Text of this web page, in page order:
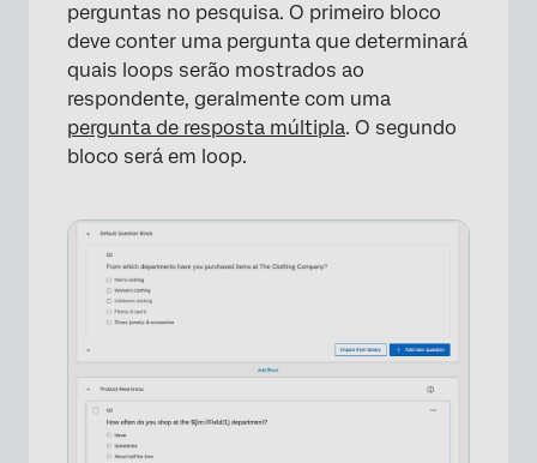
perguntas no pesquisa. O primeiro bloco
deve conter uma pergunta que determinará
quais loops serão mostrados ao
respondente, geralmente com uma
pergunta de resposta múltipla. O segundo
bloco será em loop.